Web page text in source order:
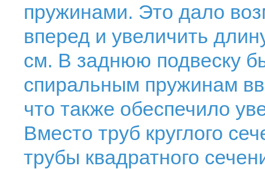
пружинами. Это дало
вперед и увеличить
см. В заднюю подвеску
спиральным пружинам
что также обеспечило
Вместо труб круглого
трубы квадратного